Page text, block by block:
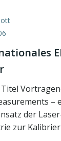
–
der
zur